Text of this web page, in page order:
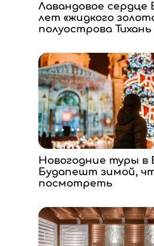
Лавандовое сердце
лет «жидкого
полуострова Тихань
Новогодние туры в
Будапешт зимой,
посмотреть